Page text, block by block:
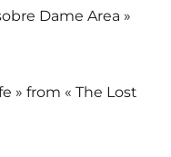
Dame Area »
» from « The Lost